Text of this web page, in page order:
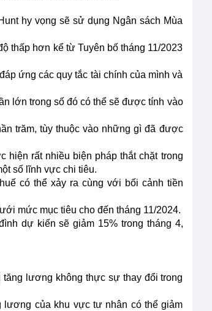
hy vọng sẽ sử dụng Ngân sách Mùa
thấp hơn kể từ Tuyên bố tháng 11/2023
ứng các quy tắc tài chính của mình và
lớn trong số đó có thể sẽ được tính vào
trăm, tùy thuộc vào những gì đã được
hiện rất nhiều biện pháp thắt chặt trong
số lĩnh vực chi tiêu.
có thể xảy ra cùng với bối cảnh tiền
mức mục tiêu cho đến tháng 11/2024.
dự kiến sẽ giảm 15% trong tháng 4,
lương không thực sự thay đổi trong
lương của khu vực tư nhân có thể giảm